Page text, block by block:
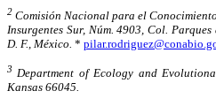
2 Comisión Nacional para el
Insurgentes Sur, Núm. 4903, Col.
D. F., México. *
3 Department of Ecology and
Kansas 66045.